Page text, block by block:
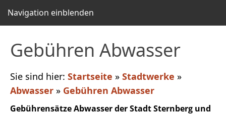
Navigation einblenden
Gebühren Abwasser
Sie sind hier: Startseite » Stadtwerke »
Abwasser » Gebühren Abwasser
Gebührensätze Abwasser der Stadt Sternberg und